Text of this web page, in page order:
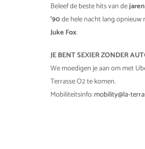
Beleef de beste hits van de
’90de hele nacht lang opnieuw
Juke Fox.
JE BENT SEXIER ZONDER
We moedigen je aan om met
Terrasse O2 te komen.
Mobiliteitsinfo:mobility@la-